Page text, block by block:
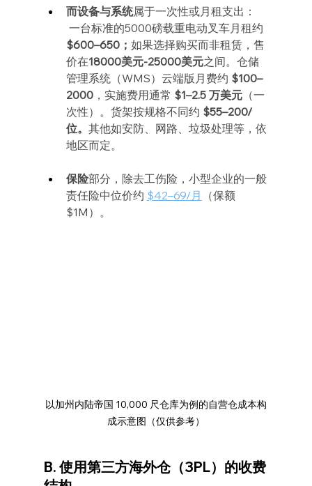
而设备与系统属于一次性或月租支出：
一台标准的5000磅载重电动叉车月租约
$600–650； 如果选择购买而非租赁，售
价在18000美元-25000美元之间。仓储
管理系统（WMS）云端版月费约 $100–
2000，实施费用通常 $1–2.5 万美元（一
次性）。货架按规格不同约 $55–200/
位。 其他如安防、网路、垃圾处理等，依
地区而定。
保险部分，除去工伤险，小型企业的一般
责任险中位价约 $42–69/月
（保额
$1M）。
以加州内陆帝国 10,000 尺仓库为例的自营仓成本构
成示意图（仅供参考）
B. 使用第三方海外仓（3PL）的收费